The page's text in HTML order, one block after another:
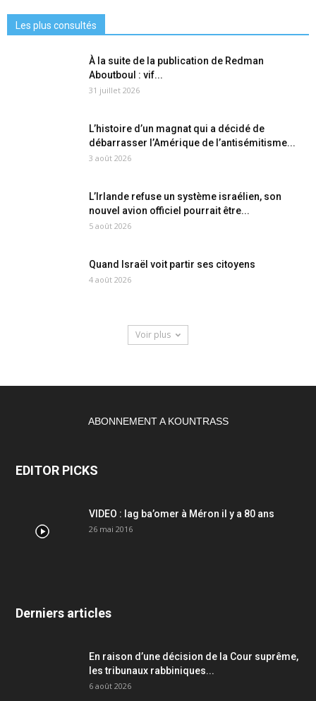
Les plus consultés
À la suite de la publication de Redman
Aboutboul : vif...
31 juillet 2026
L’histoire d’un magnat qui a décidé de
débarrasser l’Amérique de l’antisémitisme...
3 août 2026
L’Irlande refuse un système israélien, son
nouvel avion officiel pourrait être...
5 août 2026
Quand Israël voit partir ses citoyens
4 août 2026
Voir plus
ABONNEMENT A KOUNTRASS
EDITOR PICKS
VIDEO : lag ba’omer à Méron il y a 80 ans
26 mai 2016
Derniers articles
En raison d’une décision de la Cour suprême,
les tribunaux rabbiniques...
6 août 2026